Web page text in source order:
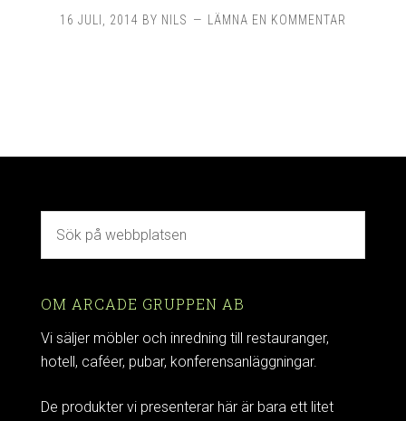
16 JULI, 2014 BY NILS LÄMNA EN KOMMENTAR
OM ARCADE GRUPPEN AB
Vi säljer möbler och inredning till restauranger,
hotell, caféer, pubar, konferensanläggningar.
De produkter vi presenterar här är bara ett litet